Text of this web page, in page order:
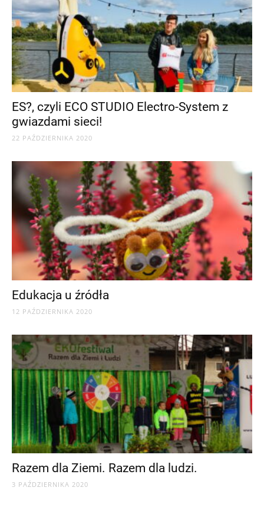
ES?, czyli ECO STUDIO Electro-System z
gwiazdami sieci!
22 PAŹDZIERNIKA 2020
Edukacja u źródła
12 PAŹDZIERNIKA 2020
Razem dla Ziemi. Razem dla ludzi.
3 PAŹDZIERNIKA 2020